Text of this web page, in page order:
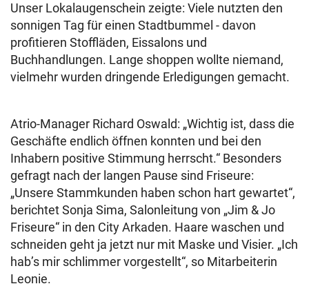
Unser Lokalaugenschein zeigte: Viele nutzten den
sonnigen Tag für einen Stadtbummel - davon
profitieren Stoffläden, Eissalons und
Buchhandlungen. Lange shoppen wollte niemand,
vielmehr wurden dringende Erledigungen gemacht.
Atrio-Manager Richard Oswald: „Wichtig ist, dass die
Geschäfte endlich öffnen konnten und bei den
Inhabern positive Stimmung herrscht.“ Besonders
gefragt nach der langen Pause sind Friseure:
„Unsere Stammkunden haben schon hart gewartet“,
berichtet Sonja Sima, Salonleitung von „Jim & Jo
Friseure“ in den City Arkaden. Haare waschen und
schneiden geht ja jetzt nur mit Maske und Visier. „Ich
hab’s mir schlimmer vorgestellt“, so Mitarbeiterin
Leonie.